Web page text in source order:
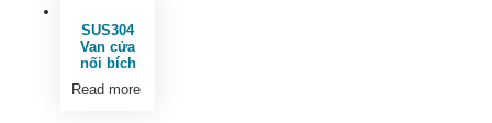
SUS304
Van cửa
nối bích
Read more